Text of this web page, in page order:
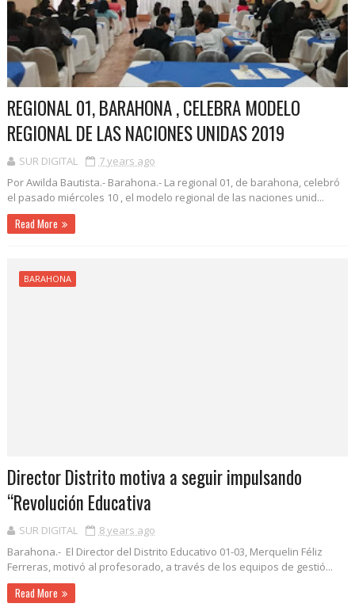
REGIONAL 01, BARAHONA , CELEBRA MODELO
REGIONAL DE LAS NACIONES UNIDAS 2019
SUR DIGITAL
7 years ago
Por Awilda Bautista.- Barahona.- La regional 01, de barahona, celebró
el pasado miércoles 10 , el modelo regional de las naciones unid...
Read More
BARAHONA
Director Distrito motiva a seguir impulsando
“Revolución Educativa
SUR DIGITAL
8 years ago
Barahona.- El Director del Distrito Educativo 01-03, Merquelin Féliz
Ferreras, motivó al profesorado, a través de los equipos de gestió...
Read More